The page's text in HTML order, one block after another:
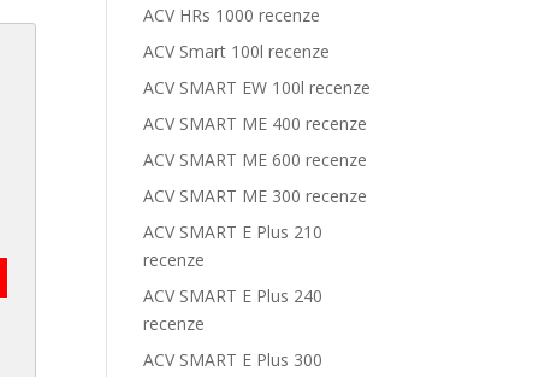
ACV HRs 1000 recenze
ACV Smart 100l recenze
ACV SMART EW 100l recenze
ACV SMART ME 400 recenze
ACV SMART ME 600 recenze
ACV SMART ME 300 recenze
ACV SMART E Plus 210
recenze
ACV SMART E Plus 240
recenze
ACV SMART E Plus 300